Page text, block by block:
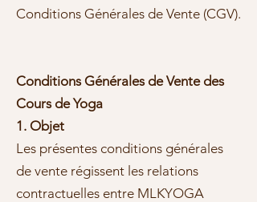
Conditions Générales de Vente (CGV).
Conditions Générales de Vente des
Cours de Yoga
1. Objet
Les présentes conditions générales
de vente régissent les relations
contractuelles entre MLKYOGA